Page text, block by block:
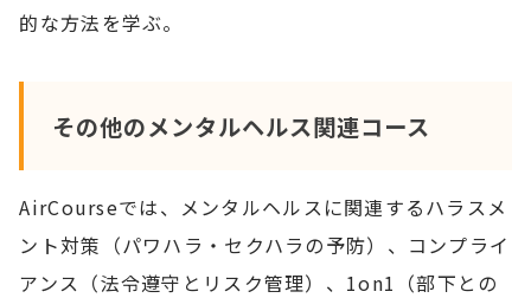
的な方法を学ぶ。
その他のメンタルヘルス関連コース
AirCourseでは、メンタルヘルスに関連するハラスメ
ント対策（パワハラ・セクハラの予防）、コンプライ
アンス（法令遵守とリスク管理）、1on1（部下との